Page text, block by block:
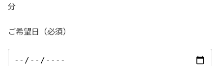
分
ご希望日（必須）